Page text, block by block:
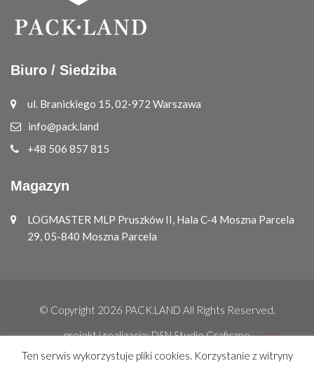
Biuro / Siedziba
ul. Branickiego 15, 02-972 Warszawa
info@pack.land
+48 506 857 815
Magazyn
LOGMASTER MLP Pruszków II, Hala C-4 Moszna Parcela
29, 05-840 Moszna Parcela
© Copyright 2026 PACK.LAND All Rights Reserved.
projekt i realizacja:DSN Studio Graficzne
Ten serwis wykorzystuje pliki cookies. Korzystanie z witryny